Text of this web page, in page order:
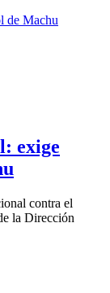
exige
contra el
la Dirección